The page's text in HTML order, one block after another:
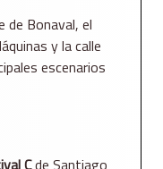
de Bonaval, el
y la calle
escenarios